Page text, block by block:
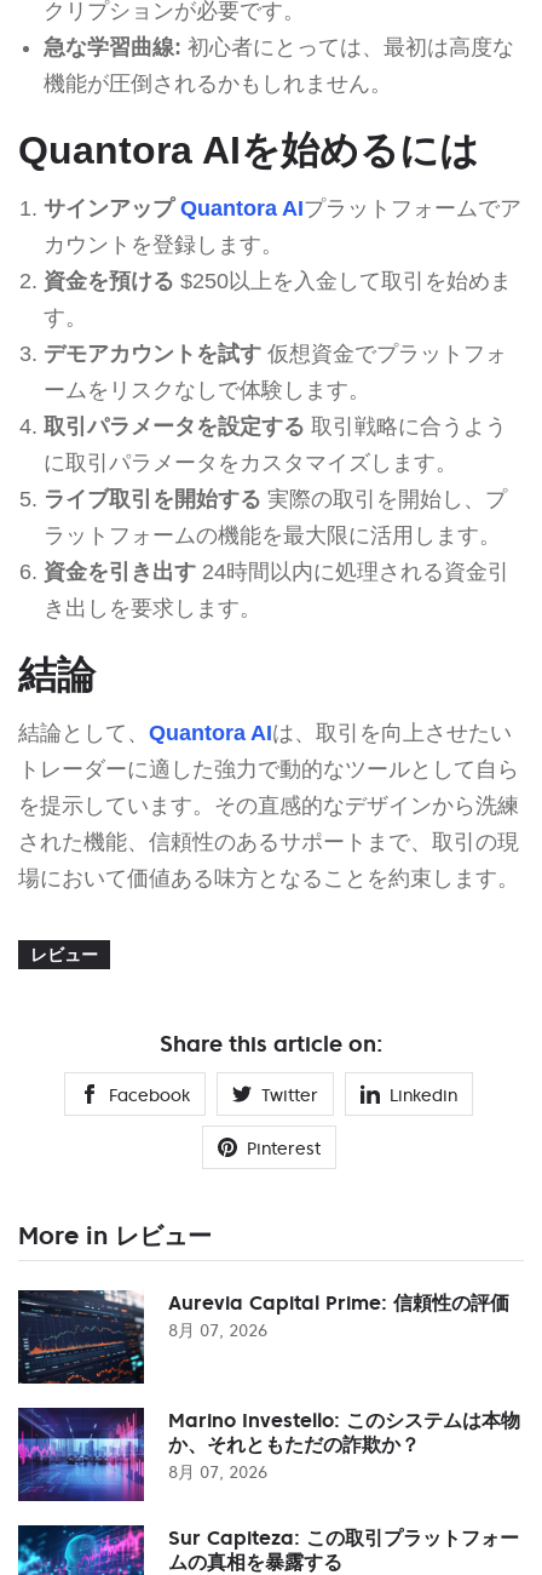
クリプションが必要です。
急な学習曲線: 初心者にとっては、最初は高度な
機能が圧倒されるかもしれません。
Quantora AIを始めるには
サインアップ Quantora AIプラットフォームでア
カウントを登録します。
資金を預ける $250以上を入金して取引を始めま
す。
デモアカウントを試す仮想資金でプラットフォ
ームをリスクなしで体験します。
取引パラメータを設定する 取引戦略に合うよう
に取引パラメータをカスタマイズします。
ライブ取引を開始する 実際の取引を開始し、プ
ラットフォームの機能を最大限に活用します。
資金を引き出す24時間以内に処理される資金引
き出しを要求します。
結論
結論として、 Quantora AIは、取引を向上させたい
トレーダーに適した強力で動的なツールとして自ら
を提示しています。その直感的なデザインから洗練
された機能、信頼性のあるサポートまで、取引の現
場において価値ある味方となることを約束します。
レビュー
Share this article on:
Facebook Twitter Linkedin
Pinterest
More in レビュー
Aurevia Capital Prime: 信頼性の評価
8月 07, 2026
Marino Investello: このシステムは本物
か、それともただの詐欺か？
8月 07, 2026
Sur Capiteza: この取引プラットフォー
ムの真相を暴露する